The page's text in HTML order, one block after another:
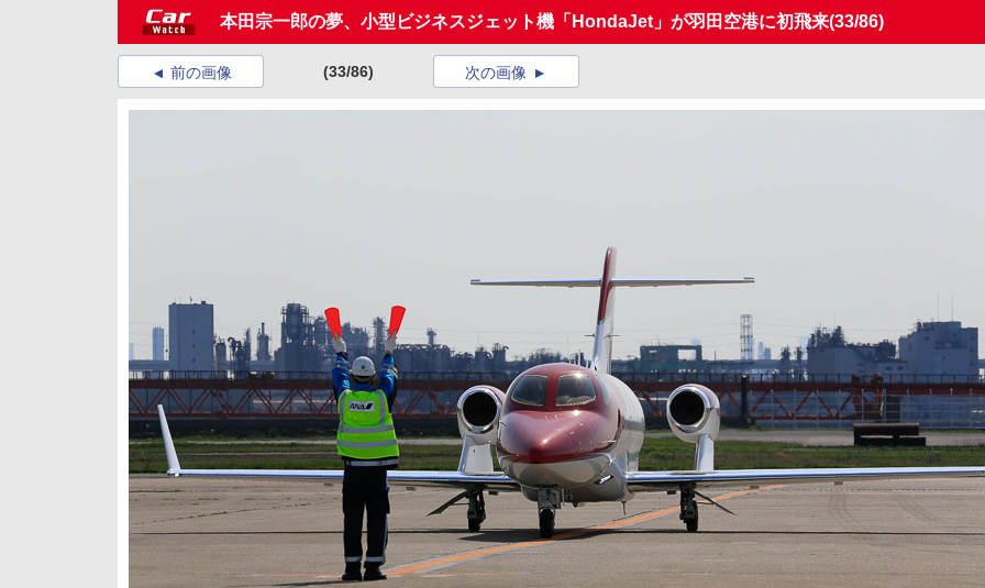
本田宗一郎の夢、小型ビジネスジェット機「HondaJet」が羽田空港に初飛来(33/86)
前の画像 (33/86) 次の画像